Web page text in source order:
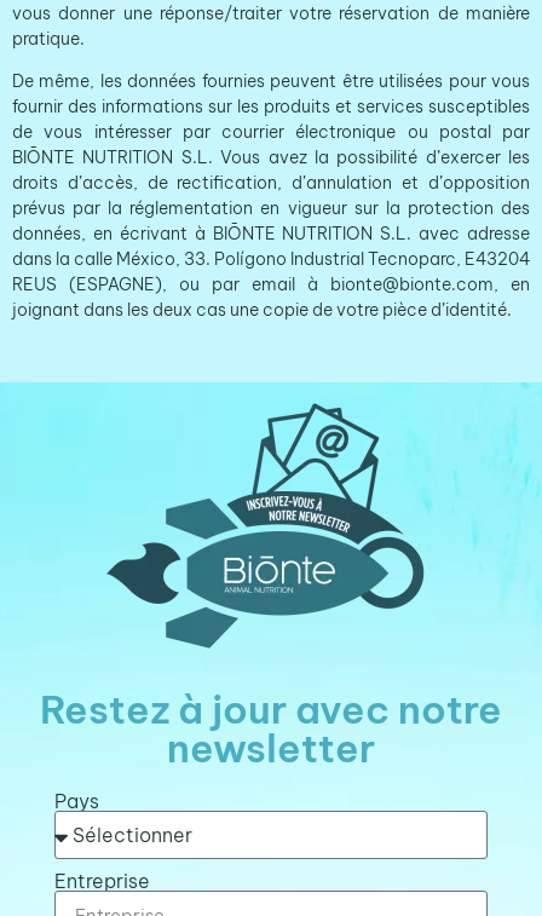
vous donner une réponse/traiter votre réservation de manière
pratique.
De même, les données fournies peuvent être utilisées pour vous
fournir des informations sur les produits et services susceptibles
de vous intéresser par courrier électronique ou postal par
BIŌNTE NUTRITION S.L. Vous avez la possibilité d’exercer les
droits d’accès, de rectification, d’annulation et d’opposition
prévus par la réglementation en vigueur sur la protection des
données, en écrivant à BIŌNTE NUTRITION S.L. avec adresse
dans la calle México, 33. Polígono Industrial Tecnoparc, E43204
REUS (ESPAGNE), ou par email à bionte@bionte.com, en
joignant dans les deux cas une copie de votre pièce d’identité.
Restez à jour avec notre
newsletter
Pays
Entreprise